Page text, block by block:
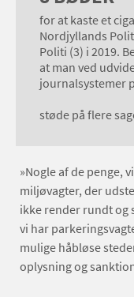
for at kaste et
Nordjyllands
Politi (3) i 2019.
at man ved
journalsystemer
støde på flere
»Nogle af de penge,
miljøvagter, der
ikke render rundt og
vi har
mulige håbløse
oplysning og